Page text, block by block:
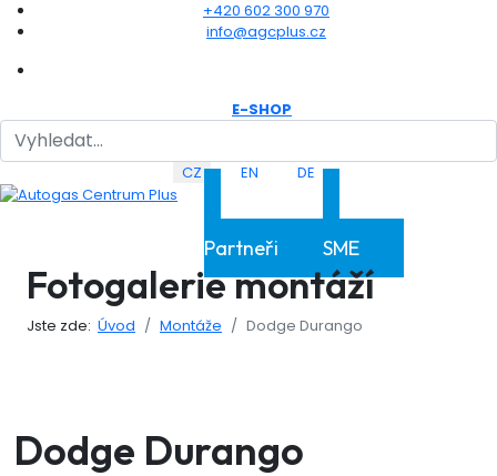
+420 602 300 970
info@agcplus.cz
E-SHOP
CZ EN DE
Klientská sekce
Partneři
Klientská sekce
SME
Fotogalerie montáží
Jste zde: Úvod Montáže Dodge Durango
Dodge Durango